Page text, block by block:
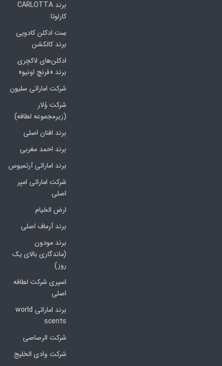
برند CARLOTTA
کارلوتا
سِت ادکلن کادویی
برند کالکشن
ادکلن‌های لاکچری
برند «فرنچ اونیو»
شرکت اماراتی سلیون
شرکت وُلار
(زیرمجموعه لطافه)
برند افنان اصلی
برند احمد مغربی
برند اماراتی آرتمیوس
شرکت اماراتی امپر
اصلی
ارض الخیام
برند آرماف اصلی
برند مودون
(ماندگاری بالای یک
روز)
اسپری شرکت لطافه
اصلی
برند اماراتی world
scents
شرکت الرصاصی
شرکت وادی الخلیج